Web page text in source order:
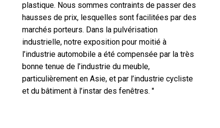
plastique. Nous sommes contraints de passer des
hausses de prix, lesquelles sont facilitées par des
marchés porteurs. Dans la pulvérisation
industrielle, notre exposition pour moitié à
l’industrie automobile a été compensée par la très
bonne tenue de l’industrie du meuble,
particulièrement en Asie, et par l’industrie cycliste
et du bâtiment à l’instar des fenêtres. "